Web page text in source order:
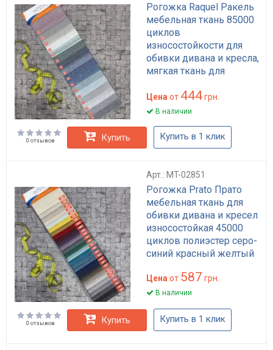
Рогожка Raquel Ракель
мебельная ткань 85000
циклов
износостойкости для
обивки дивана и кресла,
мягкая ткань для
Польша
Цена от 444грн.
В наличии
0 отзывов Купить Купить в 1 клик
Арт.: MT-02851
Рогожка Prato Прато
мебельная ткань для
обивки дивана и кресел
износостойкая 45000
циклов полиэстер серо-
синий красный желтый
Цена от 587 грн.
В наличии
0 отзывов Купить Купить в 1 клик